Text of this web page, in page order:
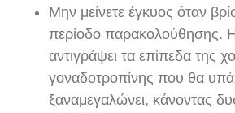
Μην μείνετε έγκυος όταν
περίοδο παρακολούθησης.
αντιγράψει τα επίπεδα της
γοναδοτροπίνης που θα
ξαναμεγαλώνει, κάνοντας